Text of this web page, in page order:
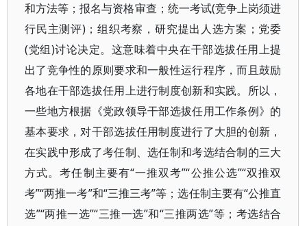
和方法等；报名与资格审查；统一考试(竞争上岗须进
行民主测评)；组织考察，研究提出人选方案；党委
(党组)讨论决定。这意味着中央在干部选拔任用上提
出了竞争性的原则要求和一般性运行程序，而且鼓励
各地在干部选拔任用上进行制度创新和实践。所以，
一些地方根据《党政领导干部选拔任用工作条例》的
基本要求，对干部选拔任用制度进行了大胆的创新，
在实践中形成了考任制、选任制和考选结合制的三大
方式。考任制主要有“一推双考”“公推公选”“双推双
考”“两推一考”和“三推三考”等；选任制主要有“公推直
选”“两推一选”“三推一选”和“三推两选”等；考选结合